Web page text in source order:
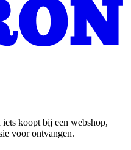
koopt bij een webshop,
voor ontvangen.